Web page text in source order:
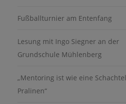
Fußballturnier am Entenfang
Lesung mit Ingo Siegner an der
Grundschule Mühlenberg
„Mentoring ist wie eine Schachtel
Pralinen“